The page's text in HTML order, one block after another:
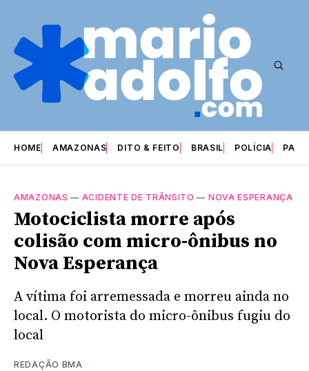
HOME AMAZONAS DITO & FEITO BRASIL POLÍCIA
AMAZONAS — ACIDENTE DE TRÂNSITO — NOVA ESPERANÇA
Motociclista morre após
colisão com micro-ônibus no
Nova Esperança
A vítima foi arremessada e morreu ainda no
local. O motorista do micro-ônibus fugiu do
local
REDAÇÃO BMA